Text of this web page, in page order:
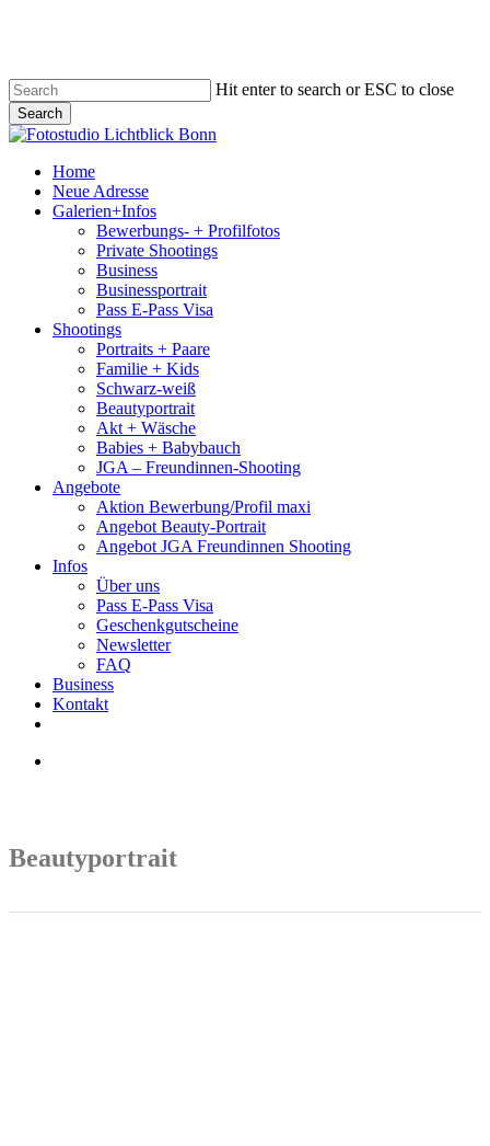
content
Hit enter to search or ESC to close
Search
Close
search
Menu
Home
Neue Adresse
Galerien+Infos
Bewerbungs- + Profilfotos
Private Shootings
Business
Businessportrait
Pass E-Pass Visa
Shootings
Portraits + Paare
Familie + Kids
Schwarz-weiß
Beautyportrait
Akt + Wäsche
Babies + Babybauch
JGA – Freundinnen-Shooting
Angebote
Aktion Bewerbung/Profil maxi
Angebot Beauty-Portrait
Angebot JGA Freundinnen Shooting
Infos
Über uns
Pass E-Pass Visa
Geschenkgutscheine
Newsletter
FAQ
Business
Kontakt
Beautyportrait